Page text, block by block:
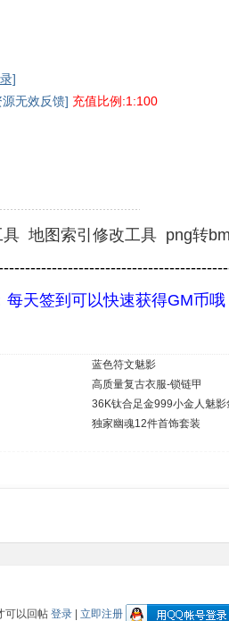
]
源无效反馈] 充值比例:1:100
具 地图索引修改工具 png转
每天签到可以快速获得GM币哦
蓝色符文魅影
高质量复古衣服-锁链甲
36K钛合足金999小金人魅影
独家幽魂12件首饰套装
可以回帖 登录| 立即注册